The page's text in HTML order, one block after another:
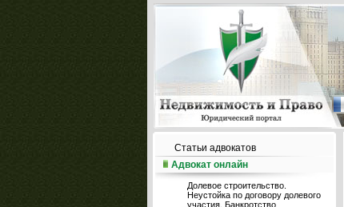
Статьи адвокатов
Адвокат онлайн
Долевое строительство.
Неустойка по договору долевого
участия. Банкротство